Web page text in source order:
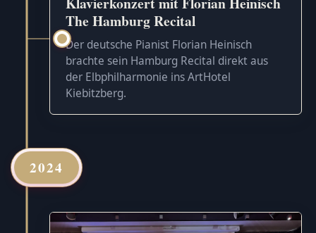
The Hamburg Recital
Der deutsche Pianist Florian Heinisch
brachte sein Hamburg Recital direkt aus
der Elbphilharmonie ins ArtHotel
Kiebitzberg.
2024